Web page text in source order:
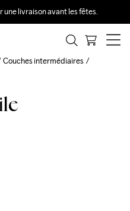
une livraison avant les fêtes.
Couches intermédiaires